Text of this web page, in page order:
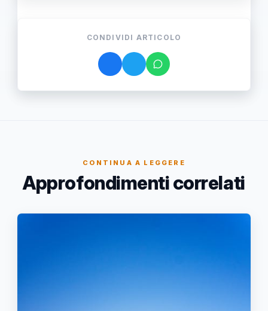
CONDIVIDI ARTICOLO
CONTINUA A LEGGERE
Approfondimenti correlati